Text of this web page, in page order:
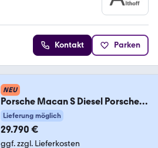
Kontakt Parken
NEU
Porsche Macan S Diesel Porsche
Approved Garantie"1 HAND"
Lieferung möglich
29.790 €
ggf. zzgl. Lieferkosten